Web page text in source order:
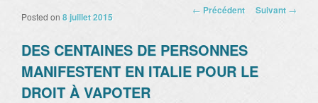
Navigation des
← Précédent Suivant →
DES CENTAINES DE PERSONNES
MANIFESTENT EN ITALIE POUR LE
DROIT À VAPOTER
Posted on 8 juillet 2015